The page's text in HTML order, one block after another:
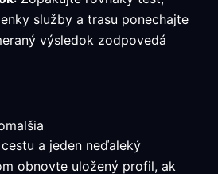
služby a trasu ponechajte
výsledok zodpovedá
a jeden neďaleký
obnovte uložený profil, ak